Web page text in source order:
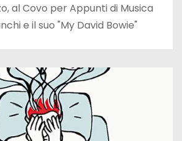
al Covo per Appunti di Musica
e il suo "My David Bowie"